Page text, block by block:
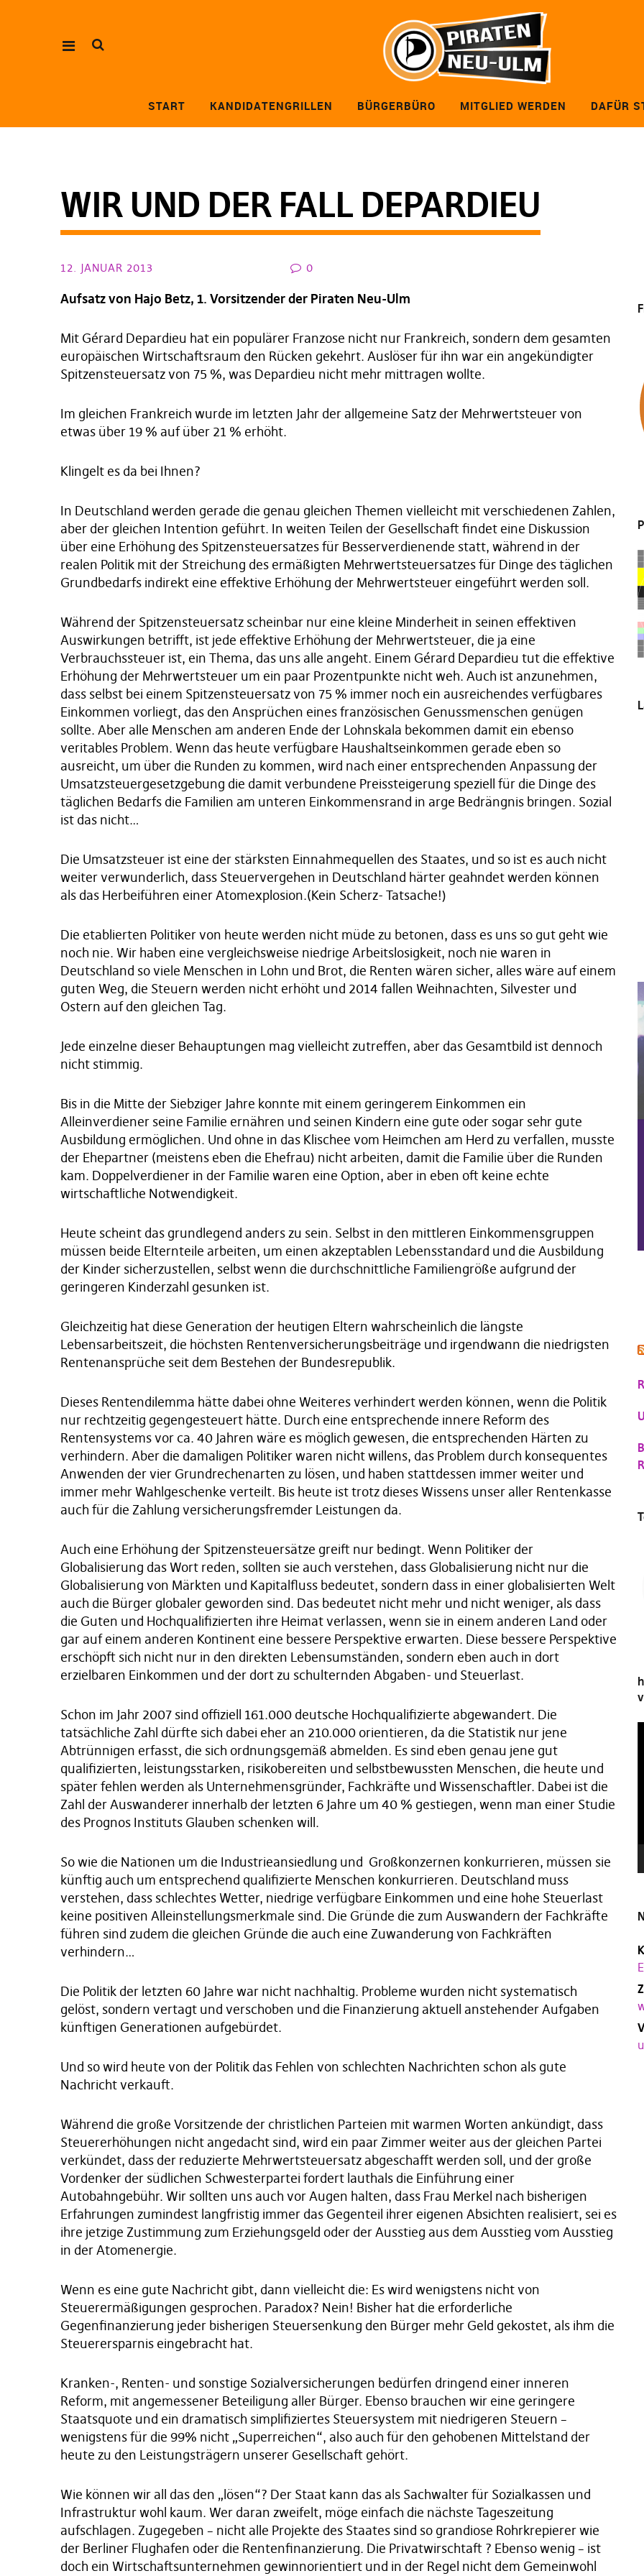
START KANDIDATENGRILLEN BÜRGERBÜRO MITGLIED WERDEN DAFÜR
WIR UND DER FALL DEPARDIEU
12. JANUAR 2013 0
Aufsatz von Hajo Betz, 1. Vorsitzender der Piraten Neu-Ulm
Mit Gérard Depardieu hat ein populärer Franzose nicht nur Frankreich, sondern dem gesamten
europäischen Wirtschaftsraum den Rücken gekehrt. Auslöser für ihn war ein angekündigter
Spitzensteuersatz von 75 %, was Depardieu nicht mehr mittragen wollte.
Im gleichen Frankreich wurde im letzten Jahr der allgemeine Satz der Mehrwertsteuer von
etwas über 19 % auf über 21 % erhöht.
Klingelt es da bei Ihnen?
In Deutschland werden gerade die genau gleichen Themen vielleicht mit verschiedenen Zahlen,
aber der gleichen Intention geführt. In weiten Teilen der Gesellschaft findet eine Diskussion
über eine Erhöhung des Spitzensteuersatzes für Besserverdienende statt, während in der
realen Politik mit der Streichung des ermäßigten Mehrwertsteuersatzes für Dinge des täglichen
Grundbedarfs indirekt eine effektive Erhöhung der Mehrwertsteuer eingeführt werden soll.
Während der Spitzensteuersatz scheinbar nur eine kleine Minderheit in seinen effektiven
Auswirkungen betrifft, ist jede effektive Erhöhung der Mehrwertsteuer, die ja eine
Verbrauchssteuer ist, ein Thema, das uns alle angeht. Einem Gérard Depardieu tut die effektive
Erhöhung der Mehrwertsteuer um ein paar Prozentpunkte nicht weh. Auch ist anzunehmen,
dass selbst bei einem Spitzensteuersatz von 75 % immer noch ein ausreichendes verfügbares
Einkommen vorliegt, das den Ansprüchen eines französischen Genussmenschen genügen
sollte. Aber alle Menschen am anderen Ende der Lohnskala bekommen damit ein ebenso
veritables Problem. Wenn das heute verfügbare Haushaltseinkommen gerade eben so
ausreicht, um über die Runden zu kommen, wird nach einer entsprechenden Anpassung der
Umsatzsteuergesetzgebung die damit verbundene Preissteigerung speziell für die Dinge des
täglichen Bedarfs die Familien am unteren Einkommensrand in arge Bedrängnis bringen. Sozial
ist das nicht…
Die Umsatzsteuer ist eine der stärksten Einnahmequellen des Staates, und so ist es auch nicht
weiter verwunderlich, dass Steuervergehen in Deutschland härter geahndet werden können
als das Herbeiführen einer Atomexplosion.(Kein Scherz- Tatsache!)
Die etablierten Politiker von heute werden nicht müde zu betonen, dass es uns so gut geht wie
noch nie. Wir haben eine vergleichsweise niedrige Arbeitslosigkeit, noch nie waren in
Deutschland so viele Menschen in Lohn und Brot, die Renten wären sicher, alles wäre auf einem
guten Weg, die Steuern werden nicht erhöht und 2014 fallen Weihnachten, Silvester und
Ostern auf den gleichen Tag.
Jede einzelne dieser Behauptungen mag vielleicht zutreffen, aber das Gesamtbild ist dennoch
nicht stimmig.
Bis in die Mitte der Siebziger Jahre konnte mit einem geringerem Einkommen ein
Alleinverdiener seine Familie ernähren und seinen Kindern eine gute oder sogar sehr gute
Ausbildung ermöglichen. Und ohne in das Klischee vom Heimchen am Herd zu verfallen, musste
der Ehepartner (meistens eben die Ehefrau) nicht arbeiten, damit die Familie über die Runden
kam. Doppelverdiener in der Familie waren eine Option, aber in eben oft keine echte
wirtschaftliche Notwendigkeit.
Heute scheint das grundlegend anders zu sein. Selbst in den mittleren Einkommensgruppen
müssen beide Elternteile arbeiten, um einen akzeptablen Lebensstandard und die Ausbildung
der Kinder sicherzustellen, selbst wenn die durchschnittliche Familiengröße aufgrund der
geringeren Kinderzahl gesunken ist.
Gleichzeitig hat diese Generation der heutigen Eltern wahrscheinlich die längste
Lebensarbeitszeit, die höchsten Rentenversicherungsbeiträge und irgendwann die niedrigsten
Rentenansprüche seit dem Bestehen der Bundesrepublik.
Dieses Rentendilemma hätte dabei ohne Weiteres verhindert werden können, wenn die Politik
nur rechtzeitig gegengesteuert hätte. Durch eine entsprechende innere Reform des
Rentensystems vor ca. 40 Jahren wäre es möglich gewesen, die entsprechenden Härten zu
verhindern. Aber die damaligen Politiker waren nicht willens, das Problem durch konsequentes
Anwenden der vier Grundrechenarten zu lösen, und haben stattdessen immer weiter und
immer mehr Wahlgeschenke verteilt. Bis heute ist trotz dieses Wissens unser aller Rentenkasse
auch für die Zahlung versicherungsfremder Leistungen da.
Auch eine Erhöhung der Spitzensteuersätze greift nur bedingt. Wenn Politiker der
Globalisierung das Wort reden, sollten sie auch verstehen, dass Globalisierung nicht nur die
Globalisierung von Märkten und Kapitalfluss bedeutet, sondern dass in einer globalisierten Welt
auch die Bürger globaler geworden sind. Das bedeutet nicht mehr und nicht weniger, als dass
die Guten und Hochqualifizierten ihre Heimat verlassen, wenn sie in einem anderen Land oder
gar auf einem anderen Kontinent eine bessere Perspektive erwarten. Diese bessere Perspektive
erschöpft sich nicht nur in den direkten Lebensumständen, sondern eben auch in dort
erzielbaren Einkommen und der dort zu schulternden Abgaben- und Steuerlast.
Schon im Jahr 2007 sind offiziell 161.000 deutsche Hochqualifizierte abgewandert. Die
tatsächliche Zahl dürfte sich dabei eher an 210.000 orientieren, da die Statistik nur jene
Abtrünnigen erfasst, die sich ordnungsgemäß abmelden. Es sind eben genau jene gut
qualifizierten, leistungsstarken, risikobereiten und selbstbewussten Menschen, die heute und
später fehlen werden als Unternehmensgründer, Fachkräfte und Wissenschaftler. Dabei ist die
Zahl der Auswanderer innerhalb der letzten 6 Jahre um 40 % gestiegen, wenn man einer Studie
des Prognos Instituts Glauben schenken will.
So wie die Nationen um die Industrieansiedlung und Großkonzernen konkurrieren, müssen sie
künftig auch um entsprechend qualifizierte Menschen konkurrieren. Deutschland muss
verstehen, dass schlechtes Wetter, niedrige verfügbare Einkommen und eine hohe Steuerlast
keine positiven Alleinstellungsmerkmale sind. Die Gründe die zum Auswandern der Fachkräfte
führen sind zudem die gleichen Gründe die auch eine Zuwanderung von Fachkräften
verhindern…
Die Politik der letzten 60 Jahre war nicht nachhaltig. Probleme wurden nicht systematisch
gelöst, sondern vertagt und verschoben und die Finanzierung aktuell anstehender Aufgaben
künftigen Generationen aufgebürdet.
Und so wird heute von der Politik das Fehlen von schlechten Nachrichten schon als gute
Nachricht verkauft.
Während die große Vorsitzende der christlichen Parteien mit warmen Worten ankündigt, dass
Steuererhöhungen nicht angedacht sind, wird ein paar Zimmer weiter aus der gleichen Partei
verkündet, dass der reduzierte Mehrwertsteuersatz abgeschafft werden soll, und der große
Vordenker der südlichen Schwesterpartei fordert lauthals die Einführung einer
Autobahngebühr. Wir sollten uns auch vor Augen halten, dass Frau Merkel nach bisherigen
Erfahrungen zumindest langfristig immer das Gegenteil ihrer eigenen Absichten realisiert, sei es
ihre jetzige Zustimmung zum Erziehungsgeld oder der Ausstieg aus dem Ausstieg vom Ausstieg
in der Atomenergie.
Wenn es eine gute Nachricht gibt, dann vielleicht die: Es wird wenigstens nicht von
Steuerermäßigungen gesprochen. Paradox? Nein! Bisher hat die erforderliche
Gegenfinanzierung jeder bisherigen Steuersenkung den Bürger mehr Geld gekostet, als ihm die
Steuerersparnis eingebracht hat.
Kranken-, Renten- und sonstige Sozialversicherungen bedürfen dringend einer inneren
Reform, mit angemessener Beteiligung aller Bürger. Ebenso brauchen wir eine geringere
Staatsquote und ein dramatisch simplifiziertes Steuersystem mit niedrigeren Steuern –
wenigstens für die 99% nicht „Superreichen“, also auch für den gehobenen Mittelstand der
heute zu den Leistungsträgern unserer Gesellschaft gehört.
Wie können wir all das den „lösen“? Der Staat kann das als Sachwalter für Sozialkassen und
Infrastruktur wohl kaum. Wer daran zweifelt, möge einfach die nächste Tageszeitung
aufschlagen. Zugegeben – nicht alle Projekte des Staates sind so grandiose Rohrkrepierer wie
der Berliner Flughafen oder die Rentenfinanzierung. Die Privatwirschtaft ? Ebenso wenig – ist
doch ein Wirtschaftsunternehmen gewinnorientiert und in der Regel nicht dem Gemeinwohl